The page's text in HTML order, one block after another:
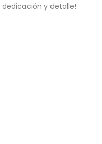
y detalle!